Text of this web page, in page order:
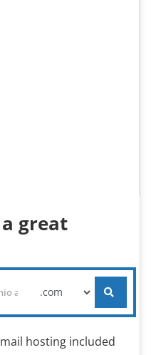
great
hosting included